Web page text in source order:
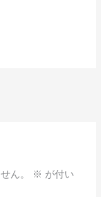
ん。 ※ が付い